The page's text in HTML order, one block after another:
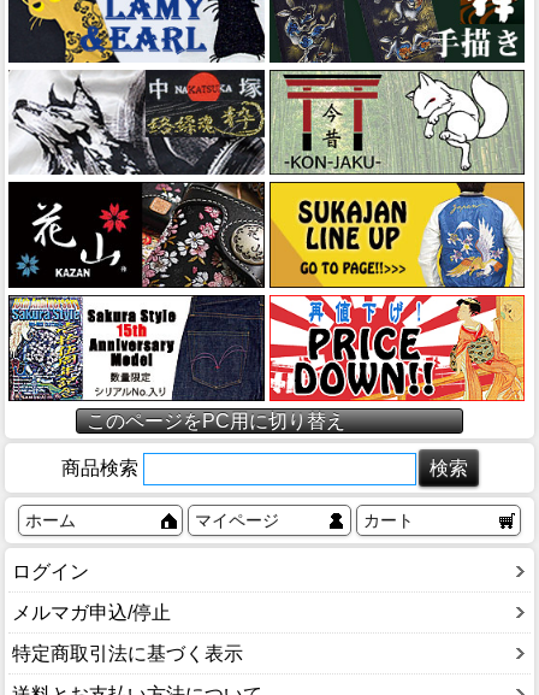
このページをPC用に切り替え
商品検索
ホーム マイページ カート
ログイン
メルマガ申込/停止
特定商取引法に基づく表示